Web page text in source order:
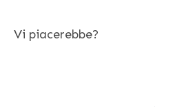
Vi piacerebbe?